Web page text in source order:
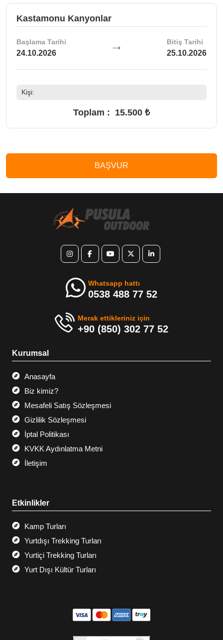
Kastamonu Kanyonlar
Başlama Tarihi
24.10.2026
Bitiş Tarihi
25.10.2026
Kişi:
Toplam : 15.500 ₺
BAŞVUR
Whatsapp hattı
0538 488 77 52
Merak ettikleriniz için
+90 (850) 302 77 52
Kurumsal
Anasayfa
Biz kimiz?
Mesafeli Satış Sözleşmesi
Gizlilik Sözleşmesi
İptal Politikası
KVKK Aydınlatma Metni
İletişim
Etkinlikler
Kamp Turları
Yurtdışı Trekking Turları
Yurtiçi Trekking Turları
Yurt Dışı Kültür Turları